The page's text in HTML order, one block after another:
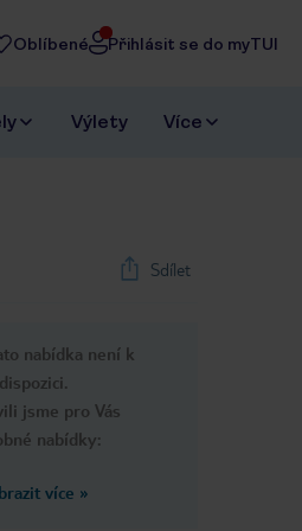
Oblíbené Přihlásit se do myTUI
Výlety Více
Sdílet
nabídka není k
dispozici.
jsme pro Vás
nabídky:
více »Vyjímečný